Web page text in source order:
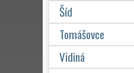
Šíd
Tomášovce
Vidiná